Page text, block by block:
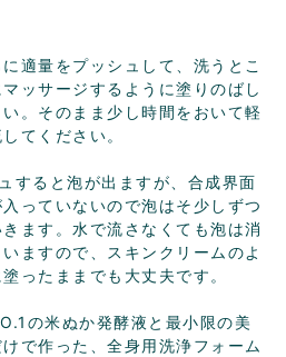
適量をプッシュして、洗うとこ
ッサージするように塗りのばし
。そのまま少し時間をおいて軽
てください。
すると泡が出ますが、合成界面
っていないので泡はそ少しずつ
ます。水で流さなくても泡は消
ますので、スキンクリームのよ
ったままでも大丈夫です。
の米ぬか発酵液と最小限の美
で作った、全身用洗浄フォーム